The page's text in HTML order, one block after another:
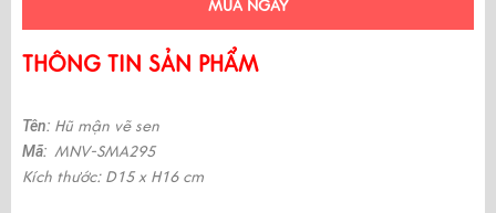
MUA NGAY
THÔNG TIN SẢN PHẨM
Tên: Hũ mận vẽ sen
Mã: MNV-SMA295
Kích thước: D15 x H16 cm